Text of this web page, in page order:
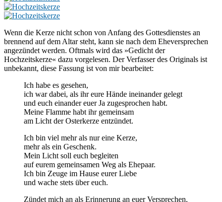
Wenn die Kerze nicht schon von Anfang des Gottesdienstes an
brennend auf dem Altar steht, kann sie nach dem Eheversprechen
angezündet werden. Oftmals wird das »Gedicht der
Hochzeitskerze« dazu vorgelesen. Der Verfasser des Originals ist
unbekannt, diese Fassung ist von mir bearbeitet:
Ich habe es gesehen,
ich war dabei, als ihr eure Hände ineinander gelegt
und euch einander euer Ja zugesprochen habt.
Meine Flamme habt ihr gemeinsam
am Licht der Osterkerze entzündet.
Ich bin viel mehr als nur eine Kerze,
mehr als ein Geschenk.
Mein Licht soll euch begleiten
auf eurem gemeinsamen Weg als Ehepaar.
Ich bin Zeuge im Hause eurer Liebe
und wache stets über euch.
Zündet mich an als Erinnerung an euer Versprechen,